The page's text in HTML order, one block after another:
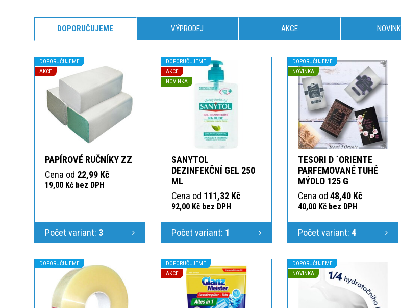
DOPORUČUJEME VÝPRODEJ AKCE
DOPORUČUJEME
AKCE
PAPÍROVÉ RUČNÍKY ZZ
Cena od 22,99 Kč
19,00 Kč bez DPH
Počet variant: 3
DOPORUČUJEME
AKCE
NOVINKA
SANYTOL
DEZINFEKČNÍ GEL 250
ML
Cena od 111,32 Kč
92,00 Kč bez DPH
Počet variant: 1
DOPORUČUJEME
NOVINKA
TESORI D ´ORIENTE
PARFEMOVANÉ TUHÉ
MÝDLO 125 G
Cena od 48,40 Kč
40,00 Kč bez DPH
Počet variant: 4
DOPORUČUJEME
DOPORUČUJEME
AKCE
DOPORUČUJEME
NOVINKA